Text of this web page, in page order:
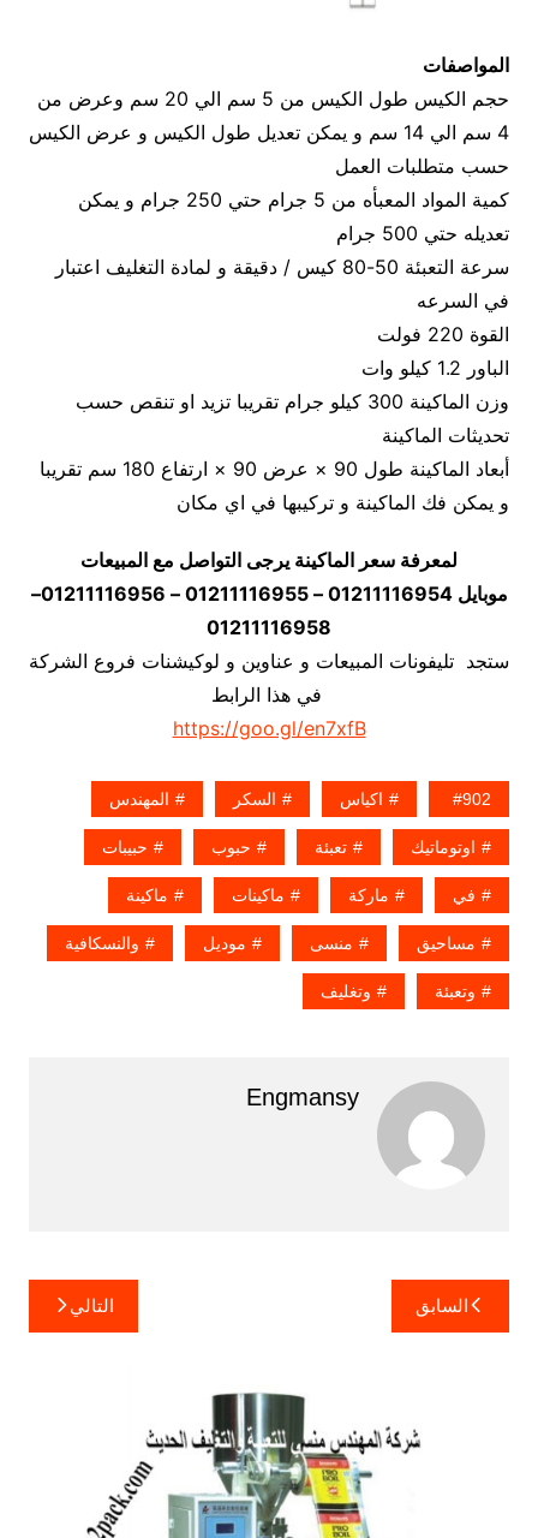
المواصفات
حجم الكيس طول الكيس من 5 سم الي 20 سم وعرض من
4 سم الي 14 سم و يمكن تعديل طول الكيس و عرض الكيس
حسب متطلبات العمل
كمية المواد المعبأه من 5 جرام حتي 250 جرام و يمكن
تعديله حتي 500 جرام
سرعة التعبئة 50-80 كيس / دقيقة و لمادة التغليف اعتبار
في السرعه
القوة 220 فولت
الباور 1.2 كيلو وات
وزن الماكينة 300 كيلو جرام تقريبا تزيد او تنقص حسب
تحديثات الماكينة
أبعاد الماكينة طول 90 × عرض 90 × ارتفاع 180 سم تقريبا
و يمكن فك الماكينة و تركيبها في اي مكان
لمعرفة سعر الماكينة يرجى التواصل مع المبيعات
موبايل 01211116954 – 01211116955 – 01211116956–
01211116958
ستجد تليفونات المبيعات و عناوين و لوكيشنات فروع الشركة
في هذا الرابط
https://goo.gl/en7xfB
902 اكياس السكر المهندس
اوتوماتيك تعبئة حبوب حبيبات
في ماركة ماكينات ماكينة
مساحيق منسى موديل والنسكافية
وتعبئة وتغليف
Engmansy
تصفّح
المقالات
السابق التالي